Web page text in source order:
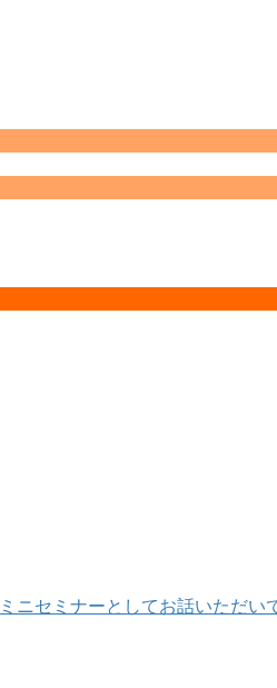
ニセミナーとしてお話いただ